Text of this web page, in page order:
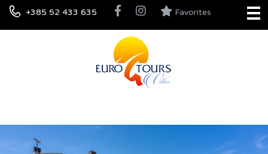
+385 52 433 635 Favorites